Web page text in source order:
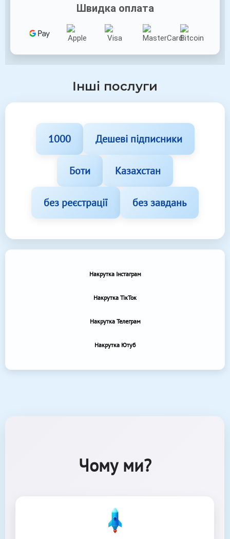
Швидка оплата
Інші послуги
1000 Дешеві підписники
Боти Казахстан
без реєстрації без завдань
Накрутка Інстаграм
Накрутка ТікТок
Накрутка Телеграм
Накрутка Ютуб
Чому ми?